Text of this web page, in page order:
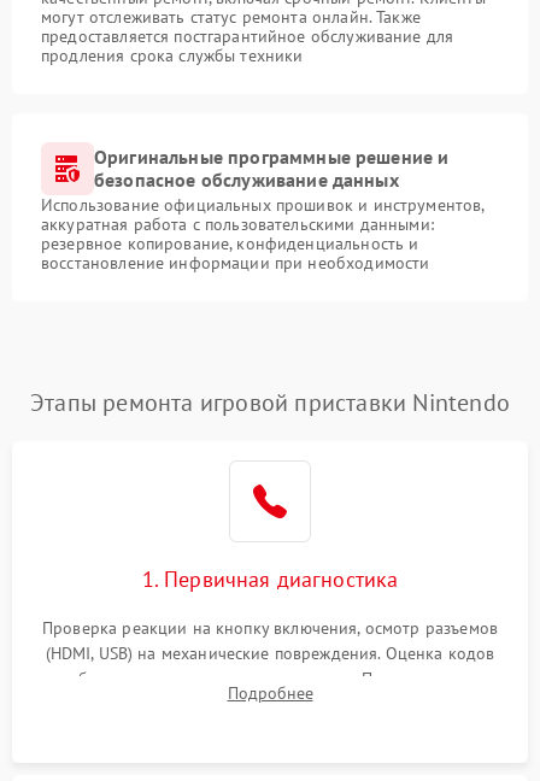
могут отслеживать статус ремонта онлайн. Также
предоставляется постгарантийное обслуживание для
продления срока службы техники
Оригинальные программные решение и
безопасное обслуживание данных
Использование официальных прошивок и инструментов,
аккуратная работа с пользовательскими данными:
резервное копирование, конфиденциальность и
восстановление информации при необходимости
Этапы ремонта игровой приставки Nintendo
1. Первичная диагностика
Проверка реакции на кнопку включения, осмотр разъемов
(HDMI, USB) на механические повреждения. Оценка кодов
ошибок на экране или по индикаторам. Проверка чтения
дисков, работы геймпадов и наличия гарантийных пломб.
Подробнее